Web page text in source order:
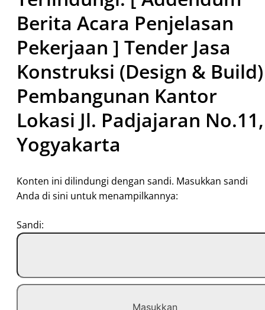
Berita Acara Penjelasan
Pekerjaan ] Tender Jasa
Konstruksi (Design & Build)
Pembangunan Kantor
Lokasi Jl. Padjajaran No.11,
Yogyakarta
Konten ini dilindungi dengan sandi. Masukkan sandi
Anda di sini untuk menampilkannya:
Sandi: